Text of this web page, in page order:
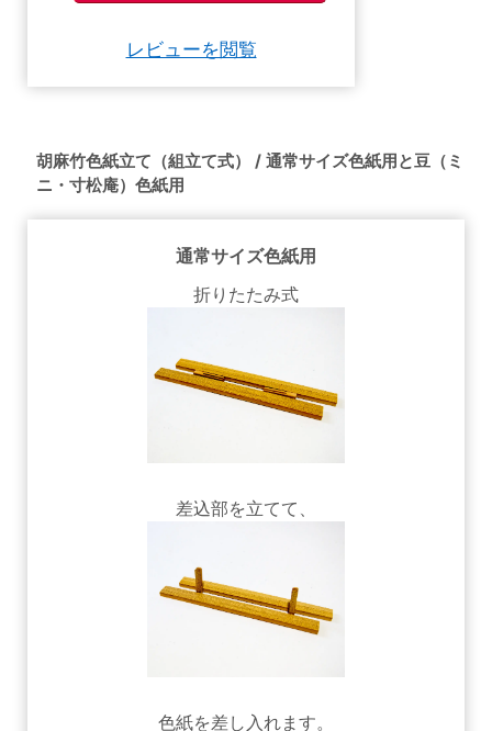
レビューを閲覧
胡麻竹色紙立て（組立て式） / 通常サイズ色紙用と豆（ミ
ニ・寸松庵）色紙用
通常サイズ色紙用
折りたたみ式
差込部を立てて、
色紙を差し入れます。